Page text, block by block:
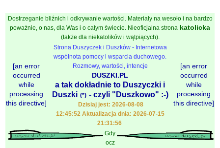
Dostrzeganie bliźnich i odkrywanie wartości. Materiały na wesoło i na bardzo
poważnie, o nas, dla Was i o całym świecie. Nieoficjalna strona katolicka
(także dla niekatolików i wątpiących).
[an error
occurred
while
processing
this directive]
Strona Duszyczek i Duszków - Internetowa
wspólnota pomocy i wsparcia duchowego.
Rozmowy, wartości, intencje
DUSZKI.PL
a tak dokładnie to Duszyczki i
Duszki (*) - czyli "Duszkowo" :-)
Dzisiaj jest: 2026-08-08
12:45:52 Aktualizacja dnia: 2026-07-15
21:31:56
[an error
occurred
while
processing
this directive]
Gdy
ocz